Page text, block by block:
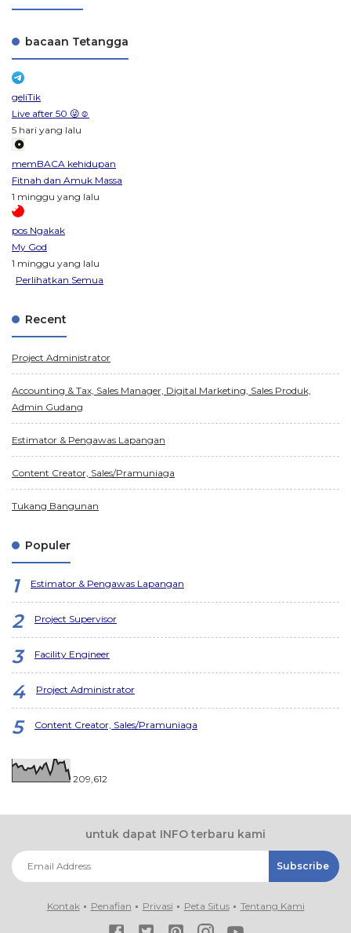
bacaan Tetangga
geliTik
Live after 50 😜☺️
5 hari yang lalu
memBACA kehidupan
Fitnah dan Amuk Massa
1 minggu yang lalu
pos Ngakak
My God
1 minggu yang lalu
Perlihatkan Semua
Recent
Project Administrator
Accounting & Tax, Sales Manager, Digital Marketing, Sales Produk,
Admin Gudang
Estimator & Pengawas Lapangan
Content Creator, Sales/Pramuniaga
Tukang Bangunan
Populer
Estimator & Pengawas Lapangan
Project Supervisor
Facility Engineer
Project Administrator
Content Creator, Sales/Pramuniaga
209,612
untuk dapat INFO terbaru kami
Kontak Penafian Privasi Peta Situs Tentang Kami